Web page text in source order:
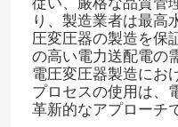
り、製造業者は最高
圧変圧器の製造を保
の高い電力送配電の
電圧変圧器製造にお
プロセスの使用は、
革新的なアプローチ